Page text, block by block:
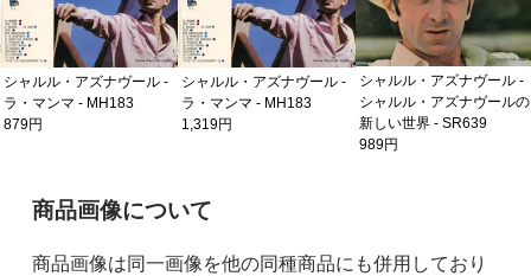
シャルル・アズナヴール -
ラ・マンマ - MH183
879円
シャルル・アズナヴール -
ラ・マンマ - MH183
1,319円
シャルル・アズナヴール -
シャルル・アズナヴールの
新しい世界 - SR639
989円
ご購入前の注意事項
商品画像について
商品画像は同一画像を他の同種商品にも併用しており